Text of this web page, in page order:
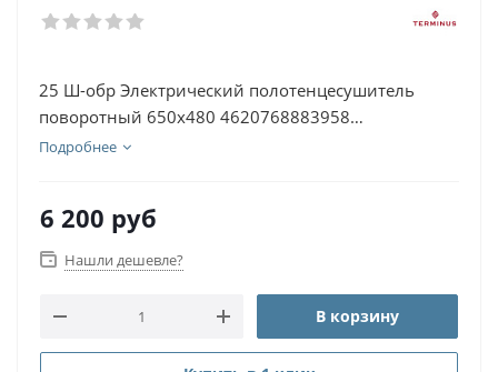
25 Ш-обр Электрический полотенцесушитель
поворотный 650х480 4620768883958
Нержавеющая сталь
Подробнее
6 200 руб
Нашли дешевле?
В корзину